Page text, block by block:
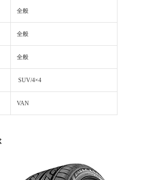
全般
全般
全般
SUV/4×4
VAN